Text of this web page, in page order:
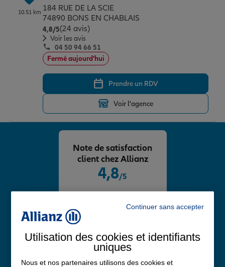
10.51 km 184 RUE DE LA SCIE
74890 BONS EN CHABLAIS
4,8/5Note de 4.8 sur 5
(24 avis)
Voir les avis
04 50 94 66 51
Fermé aujourd'hui
Prendre un RDV
Voir l'agence
4,8/5
Note de satisfaction
client chez Allianz
Continuer sans accepter
Utilisation des cookies et identifiants
uniques
Nous et nos partenaires utilisons des cookies et